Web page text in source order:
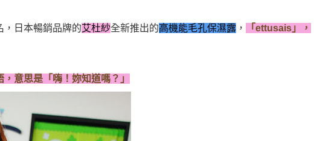
，日本暢銷品牌的艾杜紗全新推出的高機能毛孔保濕露 ， 「ettusais」，
意思是「嗨！妳知道嗎？」